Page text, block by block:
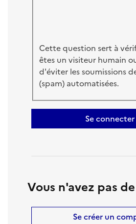
Cette question sert à
êtes un visiteur humain
d'éviter les soumissions
(spam) automatisées.
Se connecter
Vous n'avez pas
Se créer un